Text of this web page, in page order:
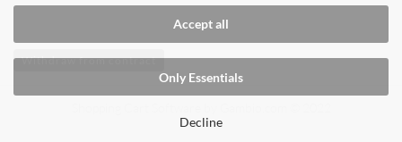
Accept all
Only Essentials
Decline
Withdraw from contract